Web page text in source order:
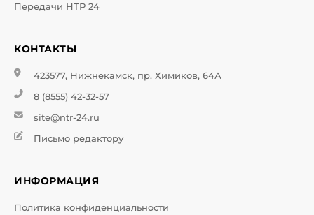
Передачи НТР 24
КОНТАКТЫ
423577, Нижнекамск, пр. Химиков, 64А
8 (8555) 42-32-57
site@ntr-24.ru
Письмо редактору
ИНФОРМАЦИЯ
Политика конфиденциальности